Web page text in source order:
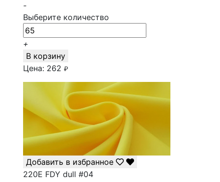
-
Выберите количество
+
В корзину
Цена: 262 ₽
Добавить в избранное
220E FDY dull #04